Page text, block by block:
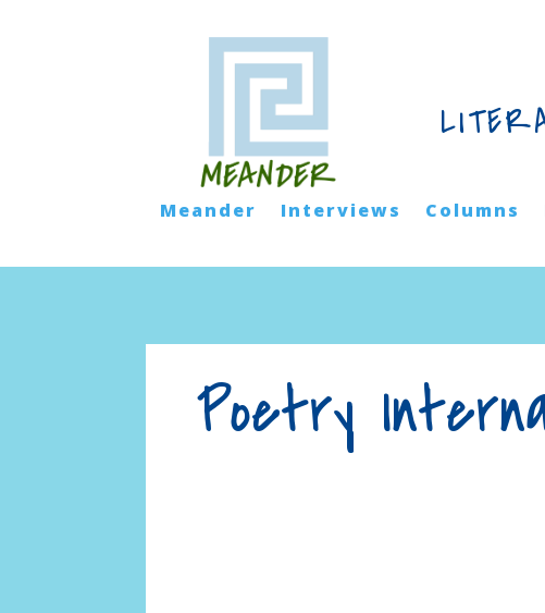
Meander Interviews Columns
Poetry